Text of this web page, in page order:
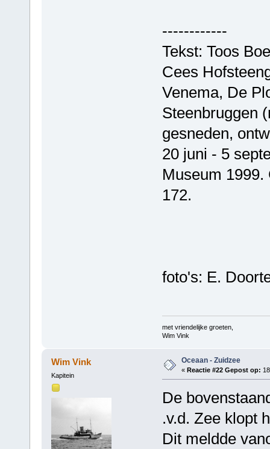
------------
Tekst: Toos
Cees
Venema, De
Steenbruggen
gesneden,
20 juni - 5
Museum
172.
foto's: E.
met vriendelijke groeten,
Wim Vink
Wim Vink
Kapitein
Oceaan - Zuidzee
« Reactie #22 Gepost op:
De
.v.d. Zee klopt
Dit meldde